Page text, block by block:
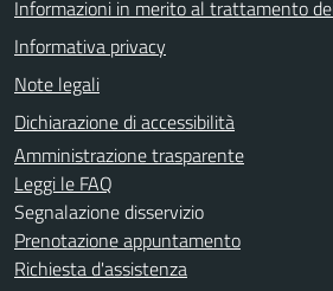
Informazioni in merito al trattamento
Informativa privacy
Note legali
Dichiarazione di accessibilità
Amministrazione trasparente
Leggi le FAQ
Segnalazione disservizio
Prenotazione appuntamento
Richiesta d'assistenza